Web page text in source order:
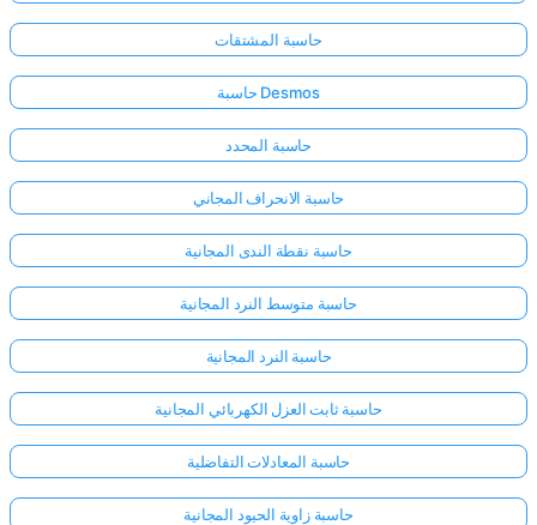
حاسبة المشتقات
حاسبة Desmos
حاسبة المحدد
حاسبة الانحراف المجاني
حاسبة نقطة الندى المجانية
حاسبة متوسط النرد المجانية
حاسبة النرد المجانية
حاسبة ثابت العزل الكهربائي المجانية
حاسبة المعادلات التفاضلية
حاسبة زاوية الحيود المجانية